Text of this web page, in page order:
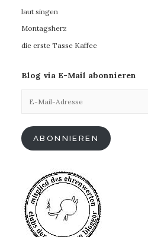
laut singen
Montagsherz
die erste Tasse Kaffee
Blog via E-Mail abonnieren
Mail-
ABONNIEREN